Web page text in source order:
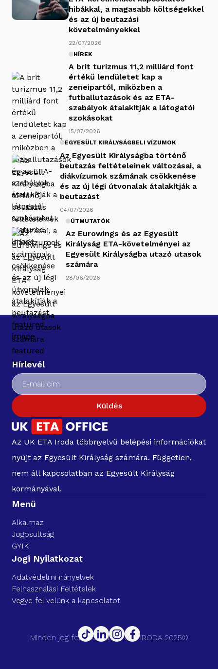
hibákkal, a magasabb költségekkel
és az új beutazási
követelményekkel
22/07/2026
HÍREK
A brit turizmus 11,2 milliárd font
értékű lendületet kap a
zeneipartól, miközben a
futballutazások és az ETA-
szabályok átalakítják a látogatói
szokásokat
15/07/2026
EGYESÜLT KIRÁLYSÁGBELI VÍZUMOK
Az Egyesült Királyságba történő
beutazás feltételeinek változásai, a
diákvízumok számának csökkenése
és az új légi útvonalak átalakítják a
beutazást
04/07/2026
ÚTMUTATÓK
Az Eurowings és az Egyesült
Királyság ETA-követelményei az
Egyesült Királyságba utazó utasok
számára
28/06/2026
Hírlevél
Küldés
Az UK ETA Iroda többnyelvű belépési információkat
nyújt az Egyesült Királyság számára. Független,
nem áll kapcsolatban az Egyesült Királyság
kormányával.
Menü
Alkalmaz
Jogosultság
GYIK
Jogi Nyilatkozat
Adatvédelmi irányelvek
Felhasználási Feltételek
Vegye fel velünk a kapcsolatot
Minden jog fenntartva. UK ETA IRODA 2025©